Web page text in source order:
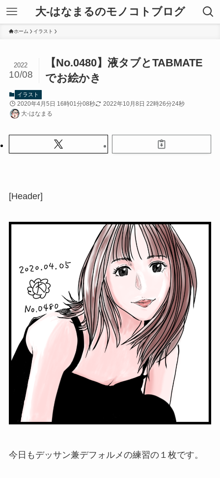
大-はなまるのモノコトブログ
ホーム イラスト
【No.0480】液タブとTABMATE
でお絵かき
2022
10/08
イラスト
2020年4月5日 16時01分08秒
2022年10月8日 22時26分24秒
大-はなまる
[Header]
今日もデッサン兼デフォルメの練習の１枚です。